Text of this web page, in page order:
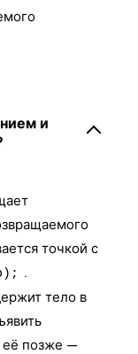
и
точкой с
.
тело в
её позже —